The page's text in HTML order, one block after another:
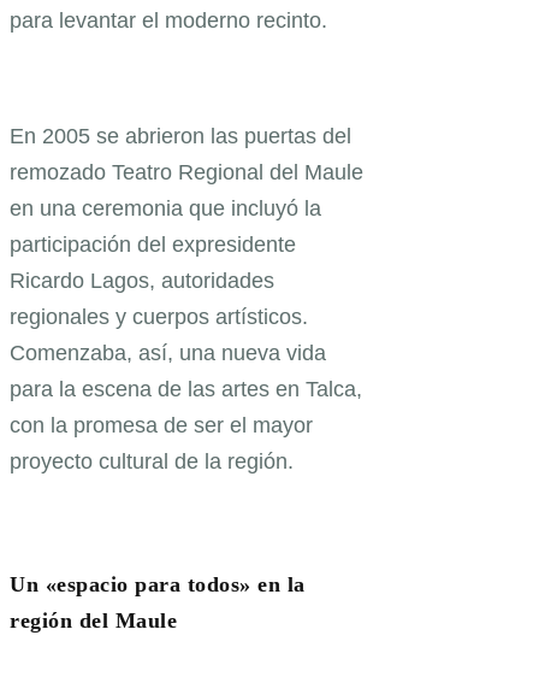
para levantar el moderno recinto.
En 2005 se abrieron las puertas del
remozado Teatro Regional del Maule
en una ceremonia que incluyó la
participación del expresidente
Ricardo Lagos, autoridades
regionales y cuerpos artísticos.
Comenzaba, así, una nueva vida
para la escena de las artes en Talca,
con la promesa de ser el mayor
proyecto cultural de la región.
Un «espacio para todos» en la
región del Maule